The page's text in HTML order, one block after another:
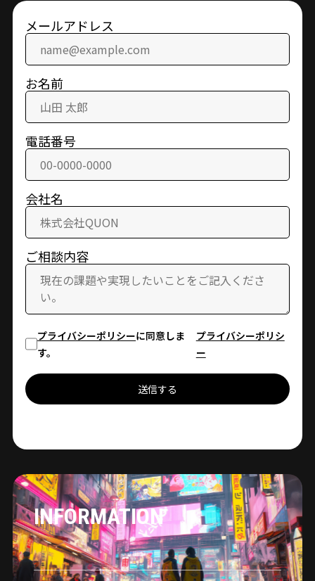
メールアドレス
お名前
電話番号
会社名
ご相談内容
プライバシーポリシーに同意しま
す。
プライバシーポリシ
ー
送信する
INFORMATION